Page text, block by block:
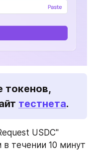
токенов,
тестнета.
USDC"
течении 10 минут